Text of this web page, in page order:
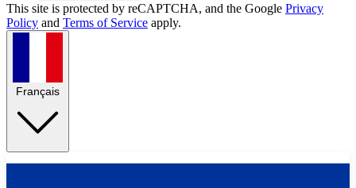
This site is protected by reCAPTCHA, and the Google Privacy
Policy and Terms of Service apply.
Français